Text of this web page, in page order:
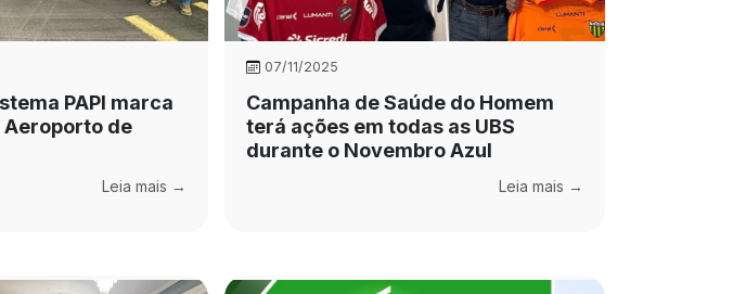
PAPI marca
Aeroporto de
Leia mais →
07/11/2025
Campanha de Saúde do Homem
terá ações em todas as UBS
durante o Novembro Azul
Leia mais →